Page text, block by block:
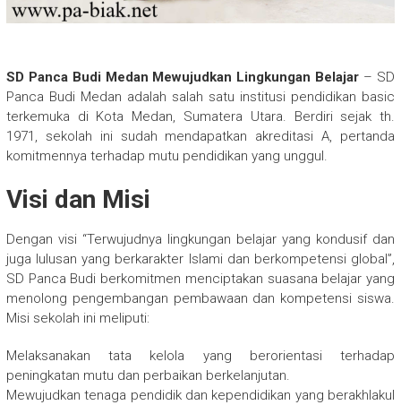
SD Panca Budi Medan Mewujudkan Lingkungan Belajar – SD
Panca Budi Medan adalah salah satu institusi pendidikan basic
terkemuka di Kota Medan, Sumatera Utara. Berdiri sejak th.
1971, sekolah ini sudah mendapatkan akreditasi A, pertanda
komitmennya terhadap mutu pendidikan yang unggul.
Visi dan Misi
Dengan visi “Terwujudnya lingkungan belajar yang kondusif dan
juga lulusan yang berkarakter Islami dan berkompetensi global”,
SD Panca Budi berkomitmen menciptakan suasana belajar yang
menolong pengembangan pembawaan dan kompetensi siswa.
Misi sekolah ini meliputi:
Melaksanakan tata kelola yang berorientasi terhadap
peningkatan mutu dan perbaikan berkelanjutan.
Mewujudkan tenaga pendidik dan kependidikan yang berakhlakul